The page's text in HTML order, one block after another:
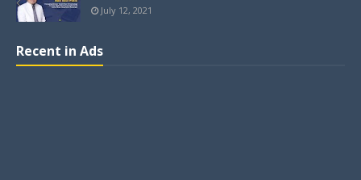
July 12, 2021
Recent in Ads